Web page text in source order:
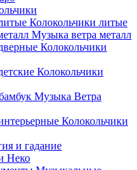
Колокольчики литые
Музыка ветра металл
Колокольчики
Колокольчики
Музыка Ветра
Колокольчики
и гадание
Неко